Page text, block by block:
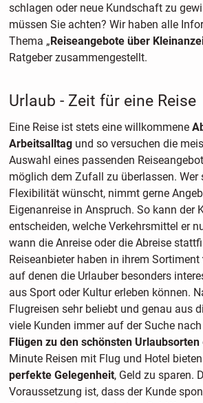
schlagen oder neue Kundschaft zu
müssen Sie achten? Wir haben alle
Thema „Reiseangebote über
Ratgeber zusammengestellt.
Urlaub - Zeit für eine Reise
Eine Reise ist stets eine willkommene
Arbeitsalltagund so versuchen die
Auswahl eines passenden
möglich dem Zufall zu überlassen. Wer
Flexibilität wünscht, nimmt gerne
Eigenanreise in Anspruch. So kann der
entscheiden, welche Verkehrsmittel er
wann die Anreise oder die Abreise
Reiseanbieter haben in ihrem Sortiment
auf denen die Urlauber besonders
aus Sport oder Kultur erleben können.
Flugreisen sehr beliebt und genau aus
viele Kunden immer auf der Suche
Flügen zu den schönsten Urlaubsorten
Minute Reisen mit Flug und Hotel
perfekte Gelegenheit, Geld zu sparen.
Voraussetzung ist, dass der Kunde